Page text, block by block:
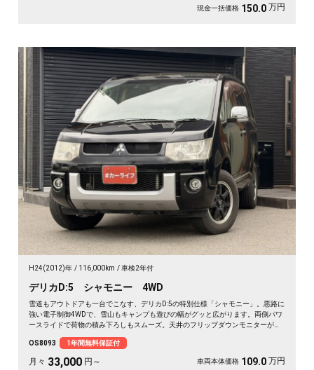
現金一括価格 150.0 万円
H24(2012)年 116,000km 車検2年付
デリカD:5 シャモニー 4WD
雪道もアウトドアも一台でこなす、デリカD:5の特別仕様「シャモニー」。悪路に
強い電子制御4WDで、雪山もキャンプも遊びの幅がグッと広がります。両側パワ
ースライドで荷物の積み下ろしもスムーズ。天井のフリップダウンモニターがあ
いた一台で、週末の遠出が待ち遠しくなりますよ。乗り込むほどに頼れる相棒に
💫🏔️🚗✌️《1年保証付》
OS8093 1年間無料保証付
月々 33,000 円～ 車両本体価格 109.0 万円